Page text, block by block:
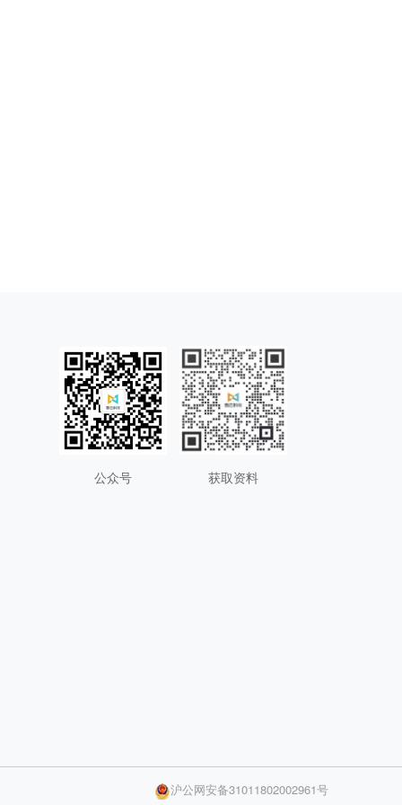
公众号 获取资料
沪公网安备31011802002961号